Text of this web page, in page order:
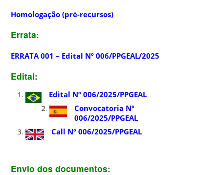
Homologação (pré-recursos)
Errata:
ERRATA 001 – Edital Nº 006/PPGEAL/2025
Edital:
Edital Nº 006/2025/PPGEAL
Convocatoria Nº
006/2025/PPGEAL
Call Nº 006/2025/PPGEAL
Envio dos documentos: